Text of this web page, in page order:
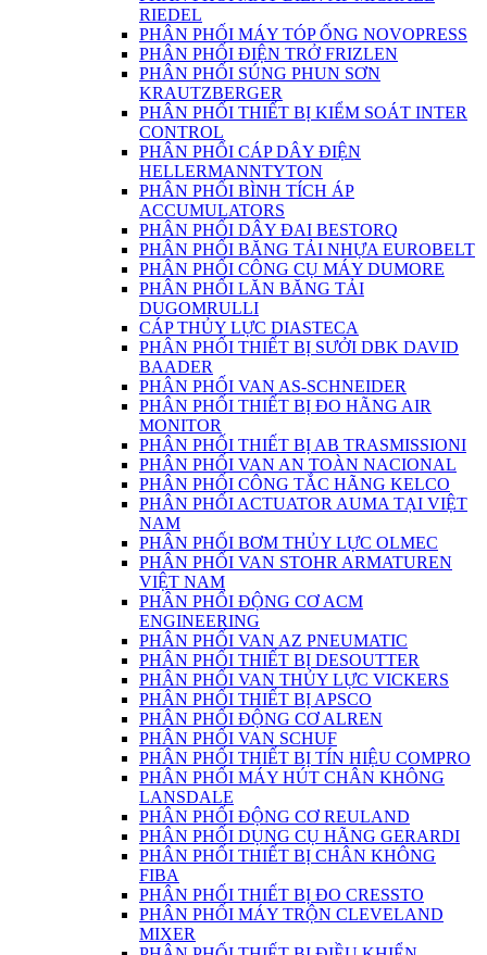
RIEDEL
PHÂN PHỐI MÁY TÓP ỐNG NOVOPRESS
PHÂN PHỐI ĐIỆN TRỞ FRIZLEN
PHÂN PHỐI SÚNG PHUN SƠN
KRAUTZBERGER
PHÂN PHỐI THIẾT BỊ KIỂM SOÁT INTER
CONTROL
PHÂN PHỐI CÁP DÂY ĐIỆN
HELLERMANNTYTON
PHÂN PHỐI BÌNH TÍCH ÁP
ACCUMULATORS
PHÂN PHỐI DÂY ĐAI BESTORQ
PHÂN PHỐI BĂNG TẢI NHỰA EUROBELT
PHÂN PHỐI CÔNG CỤ MÁY DUMORE
PHÂN PHỐI LĂN BĂNG TẢI
DUGOMRULLI
CÁP THỦY LỰC DIASTECA
PHÂN PHỐI THIẾT BỊ SƯỞI DBK DAVID
BAADER
PHÂN PHỐI VAN AS-SCHNEIDER
PHÂN PHỐI THIẾT BỊ ĐO HÃNG AIR
MONITOR
PHÂN PHỐI THIẾT BỊ AB TRASMISSIONI
PHÂN PHỐI VAN AN TOÀN NACIONAL
PHÂN PHỐI CÔNG TẮC HÃNG KELCO
PHÂN PHỐI ACTUATOR AUMA TẠI VIỆT
NAM
PHÂN PHỐI BƠM THỦY LỰC OLMEC
PHÂN PHỐI VAN STOHR ARMATUREN
VIỆT NAM
PHÂN PHỐI ĐỘNG CƠ ACM
ENGINEERING
PHÂN PHỐI VAN AZ PNEUMATIC
PHÂN PHỐI THIẾT BỊ DESOUTTER
PHÂN PHỐI VAN THỦY LỰC VICKERS
PHÂN PHỐI THIẾT BỊ APSCO
PHÂN PHỐI ĐỘNG CƠ ALREN
PHÂN PHỐI VAN SCHUF
PHÂN PHỐI THIẾT BỊ TÍN HIỆU COMPRO
PHÂN PHỐI MÁY HÚT CHÂN KHÔNG
LANSDALE
PHÂN PHỐI ĐỘNG CƠ REULAND
PHÂN PHỐI DỤNG CỤ HÃNG GERARDI
PHÂN PHỐI THIẾT BỊ CHÂN KHÔNG
FIBA
PHÂN PHỐI THIẾT BỊ ĐO CRESSTO
PHÂN PHỐI MÁY TRỘN CLEVELAND
MIXER